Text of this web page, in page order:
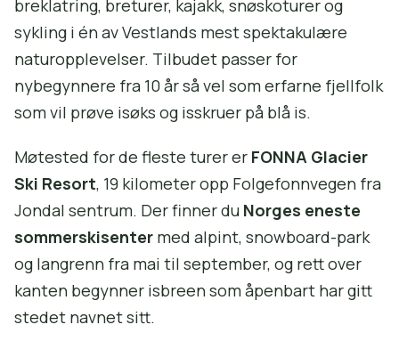
breklatring, breturer, kajakk, snøskoturer og
sykling i én av Vestlands mest spektakulære
naturopplevelser. Tilbudet passer for
nybegynnere fra 10 år så vel som erfarne fjellfolk
som vil prøve isøks og isskruer på blå is.
Møtested for de fleste turer er FONNA Glacier
Ski Resort, 19 kilometer opp Folgefonnvegen fra
Jondal sentrum. Der finner du Norges eneste
sommerskisenter med alpint, snowboard-park
og langrenn fra mai til september, og rett over
kanten begynner isbreen som åpenbart har gitt
stedet navnet sitt.